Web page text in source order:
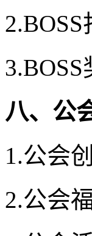
八、公
1.公会
2.公会